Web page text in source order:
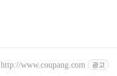
http://www.coupang.com 광고